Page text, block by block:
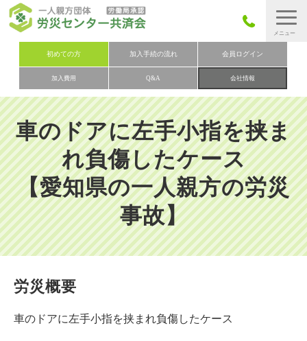
初めての方 加入手続の流れ 会員ログイン
加入費用 Q&A 会社情報
労災保険とは
労災保険の取りまとめ
労災保険加入手続きの流れ
加入費用
加入申込み
会社概要
お問い合わせ
会員メニュー
車のドアに左手小指を挟ま
れ負傷したケース
【愛知県の一人親方の労災
事故】
労災概要
車のドアに左手小指を挟まれ負傷したケース